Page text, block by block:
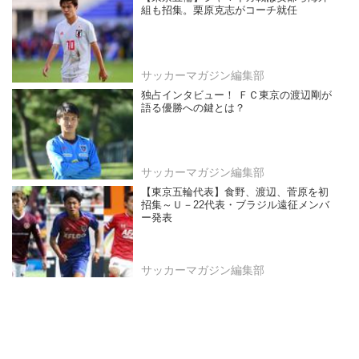
組も招集。栗原克志がコーチ就任
サッカーマガジン編集部
独占インタビュー！ ＦＣ東京の渡辺剛が
語る優勝への鍵とは？
サッカーマガジン編集部
【東京五輪代表】食野、渡辺、菅原を初
招集～Ｕ－22代表・ブラジル遠征メンバ
ー発表
サッカーマガジン編集部